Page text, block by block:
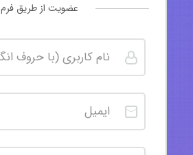
عضویت از طریق فرم